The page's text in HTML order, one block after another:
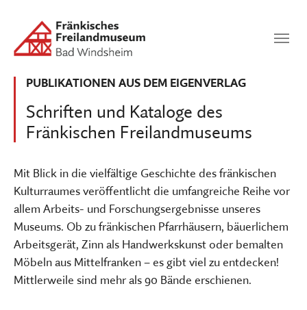
SUCHEN
Schriften und Kataloge des
Fränkischen Freilandmuseums
PUBLIKATIONEN AUS DEM EIGENVERLAG
Mit Blick in die vielfältige Geschichte des fränkischen
Kulturraumes veröffentlicht die umfangreiche Reihe vor
allem Arbeits- und Forschungsergebnisse unseres
Museums. Ob zu fränkischen Pfarrhäusern, bäuerlichem
Arbeitsgerät, Zinn als Handwerkskunst oder bemalten
Möbeln aus Mittelfranken – es gibt viel zu entdecken!
Mittlerweile sind mehr als 90 Bände erschienen.